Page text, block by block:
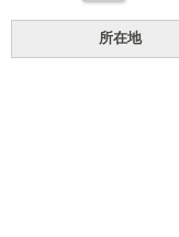
所在地